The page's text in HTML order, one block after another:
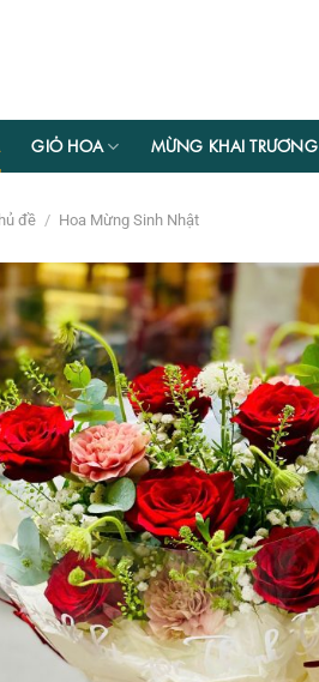
GIỎ HOA MỪNG KHAI TRƯƠNG
đề / Hoa Mừng Sinh Nhật